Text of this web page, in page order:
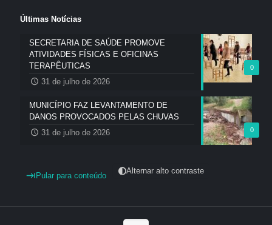
Últimas Notícias
0
SECRETARIA DE SAÚDE PROMOVE
ATIVIDADES FÍSICAS E OFICINAS
TERAPÊUTICAS
31 de julho de 2026
0
MUNICÍPIO FAZ LEVANTAMENTO DE
DANOS PROVOCADOS PELAS CHUVAS
31 de julho de 2026
Pular para conteúdo Alternar alto contraste